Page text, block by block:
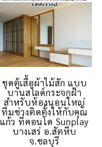
ชุดตู้เสื้อผ้าไม้สัก แบบ
บานสไลด์กระจกฝ้า
สำหรับห้องนอนใหญ่
ทีมช่างติดตั้งให้กับคุณ
แก้ว ที่คอนโด Sunplay
บางเสร่ อ.สัตหีบ
จ.ชลบุรี